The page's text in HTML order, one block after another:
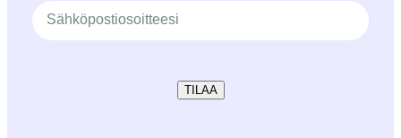
TILAA